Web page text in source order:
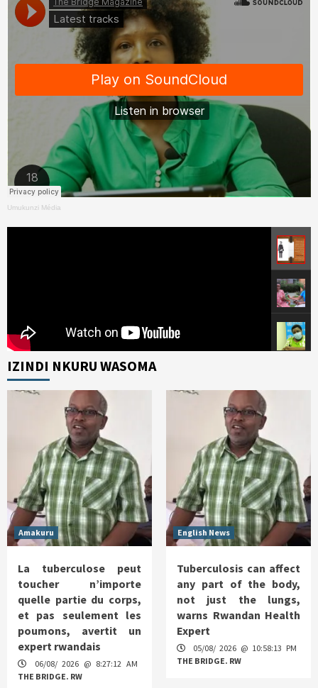
Umukunzi Média
IZINDI NKURU WASOMA
Amakuru
La tuberculose peut
toucher n’importe
quelle partie du corps,
et pas seulement les
poumons, avertit un
expert rwandais
06/08/ 2026 @ 8:27:12 AM
THE BRIDGE. RW
English News
Tuberculosis can affect
any part of the body,
not just the lungs,
warns Rwandan Health
Expert
05/08/ 2026 @ 10:58:13 PM
THE BRIDGE. RW